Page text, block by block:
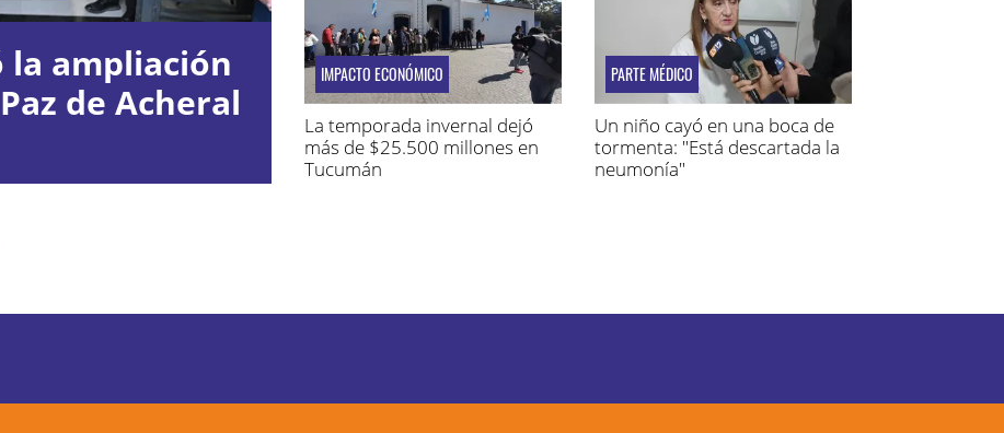
la ampliación
de Acheral
IMPACTO ECONÓMICO
La temporada invernal dejó
más de $25.500 millones en
Tucumán
PARTE MÉDICO
Un niño cayó en una boca de
tormenta: "Está descartada la
neumonía"